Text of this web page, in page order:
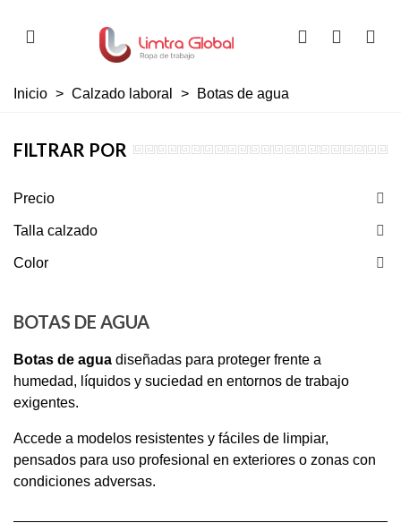
Inicio > Calzado laboral > Botas de agua
FILTRAR POR
Precio
Talla calzado
Color
BOTAS DE AGUA
Botas de agua diseñadas para proteger frente a
humedad, líquidos y suciedad en entornos de trabajo
exigentes.
Accede a modelos resistentes y fáciles de limpiar,
pensados para uso profesional en exteriores o zonas con
condiciones adversas.